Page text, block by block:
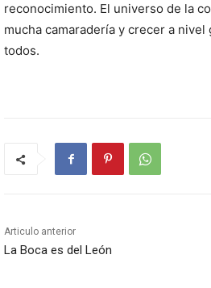
reconocimiento. El universo de la
mucha camaradería y crecer a
todos.
Articulo anterior
La Boca es del León